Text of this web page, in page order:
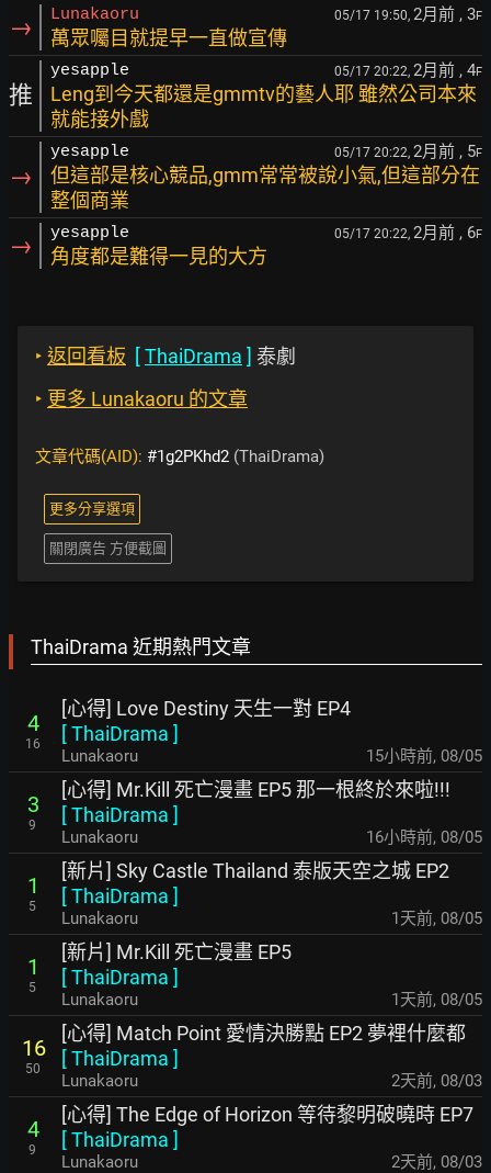
→ Lunakaoru 05/17 19:50, 2月前 , 3F
萬眾囑目就提早一直做宣傳
推
yesapple 05/17 20:22, 2月前 , 4F
Leng到今天都還是gmmtv的藝人耶 雖然公司本來
就能接外戲
→
yesapple 05/17 20:22, 2月前 , 5F
但這部是核心競品,gmm常常被說小氣,但這部分在
整個商業
→ yesapple 05/17 20:22, 2月前 , 6F
角度都是難得一見的大方
‣ 返回看板 [ThaiDrama ] 泰劇
‣ 更多 Lunakaoru 的文章
文章代碼(AID): #1g2PKhd2 (ThaiDrama)
更多分享選項
關閉廣告 方便截圖
ThaiDrama 近期熱門文章
4
16
[心得] Love Destiny 天生一對 EP4
[ThaiDrama ]
Lunakaoru 15小時前, 08/05
3
9
[心得] Mr.Kill 死亡漫畫 EP5 那一根終於來啦!!!
[ThaiDrama ]
Lunakaoru 16小時前, 08/05
1
5
[新片] Sky Castle Thailand 泰版天空之城 EP2
[ThaiDrama ]
Lunakaoru 1天前, 08/05
1
5
[新片] Mr.Kill 死亡漫畫 EP5
[ThaiDrama ]
Lunakaoru 1天前, 08/05
16
50
[心得] Match Point 愛情決勝點 EP2 夢裡什麼都
[ThaiDrama ]
Lunakaoru 2天前, 08/03
4
9
[心得] The Edge of Horizon 等待黎明破曉時 EP7
[ThaiDrama ]
Lunakaoru 2天前, 08/03